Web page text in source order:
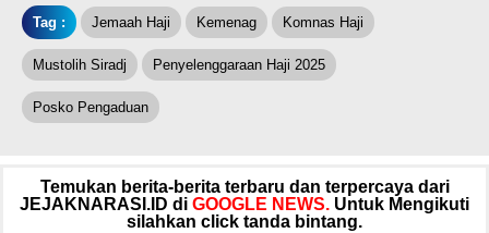
Tag : Jemaah Haji Kemenag Komnas Haji
Mustolih Siradj Penyelenggaraan Haji 2025
Posko Pengaduan
Temukan berita-berita terbaru dan terpercaya dari
JEJAKNARASI.ID di GOOGLE NEWS. Untuk Mengikuti
silahkan click tanda bintang.